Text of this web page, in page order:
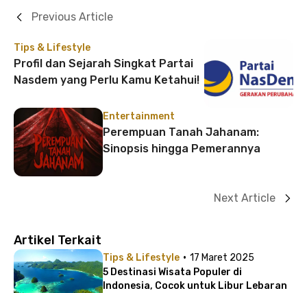
Tips & Lifestyle
Profil dan Sejarah Singkat Partai
Nasdem yang Perlu Kamu Ketahui!
Previous Article
Entertainment
Perempuan Tanah Jahanam:
Sinopsis hingga Pemerannya
Next Article
Artikel Terkait
Tips & Lifestyle · 17 Maret 2025
5 Destinasi Wisata Populer di
Indonesia, Cocok untuk Libur Lebaran